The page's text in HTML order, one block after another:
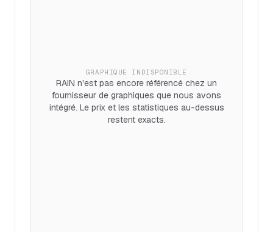
GRAPHIQUE INDISPONIBLE
RAIN n'est pas encore référencé chez un
fournisseur de graphiques que nous avons
intégré. Le prix et les statistiques au-dessus
restent exacts.